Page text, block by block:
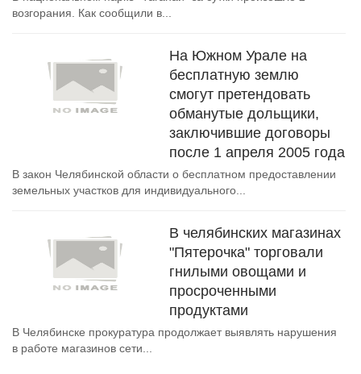
возгорания. Как сообщили в...
На Южном Урале на
бесплатную землю
смогут претендовать
обманутые дольщики,
заключившие договоры
после 1 апреля 2005 года
В закон Челябинской области о бесплатном предоставлении
земельных участков для индивидуального...
В челябинских магазинах
"Пятерочка" торговали
гнилыми овощами и
просроченными
продуктами
В Челябинске прокуратура продолжает выявлять нарушения
в работе магазинов сети...